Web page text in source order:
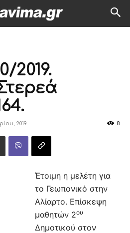
2019.
2019 8
Έτοιμη η μελέτη για
το Γεωπονικό στην
Αλίαρτο. Επίσκεψη
μαθητών 2ου
Δημοτικού στον